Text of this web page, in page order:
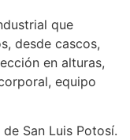
que
desde cascos,
en alturas,
equipo
de San Luis Potosí.